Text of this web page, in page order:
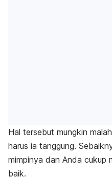
Hal tersebut mungkin
harus ia tanggung.
mimpinya dan Anda cukup
baik.